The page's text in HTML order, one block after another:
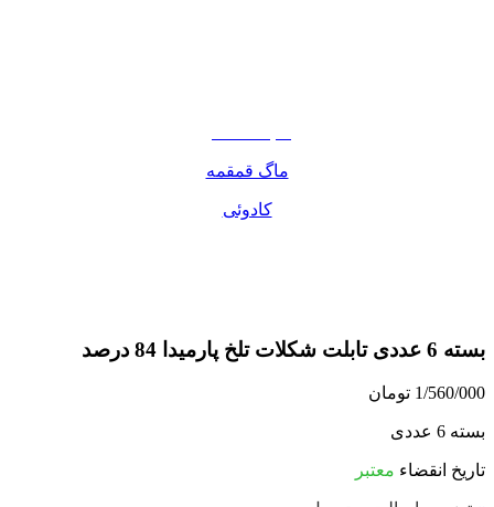
ماگ قمقمه
کادوئی
بسته 6 عددی تابلت شکلات تلخ پارمیدا 84 درصد
1/560/000 تومان
بسته 6 عددی
تاریخ انقضاء معتبر